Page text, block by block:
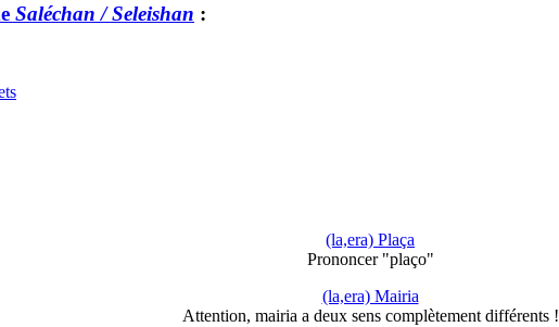
Saléchan / Seleishan :
(la,era) Plaça
Prononcer "plaço"
(la,era) Mairia
Attention, mairia a deux sens complètement différents !